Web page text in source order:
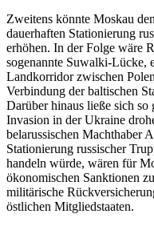
Zweitens könnte Moskau
dauerhaften Stationierung
erhöhen. In der Folge wäre
sogenannte Suwalki-Lücke,
Landkorridor zwischen
Verbindung der baltischen
Darüber hinaus ließe sich
Invasion in der Ukraine
belarussischen Machthaber
Stationierung russischer
handeln würde, wären für
ökonomischen Sanktionen
militärische
östlichen Mitgliedstaaten.